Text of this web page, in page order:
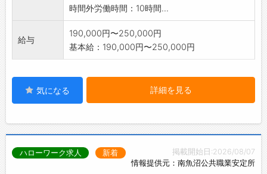
時間外労働時間：10時間...
給与
190,000円〜250,000円
基本給：190,000円〜250,000円
気になる 詳細を見る
掲載開始日:2026/08/07
情報提供元：南魚沼公共職業安定所
ハローワーク求人 新着